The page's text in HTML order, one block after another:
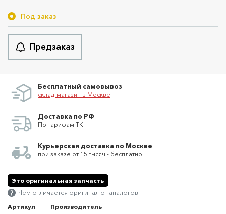
Под заказ
Предзаказ
Бесплатный самовывоз
склад-магазин в Москве
Доставка по РФ
По тарифам ТК
Курьерская доставка по Москве
при заказе от 15 тысяч - бесплатно
Это оригинальная запчасть
Чем отличается оригинал от аналогов
Артикул
Производитель